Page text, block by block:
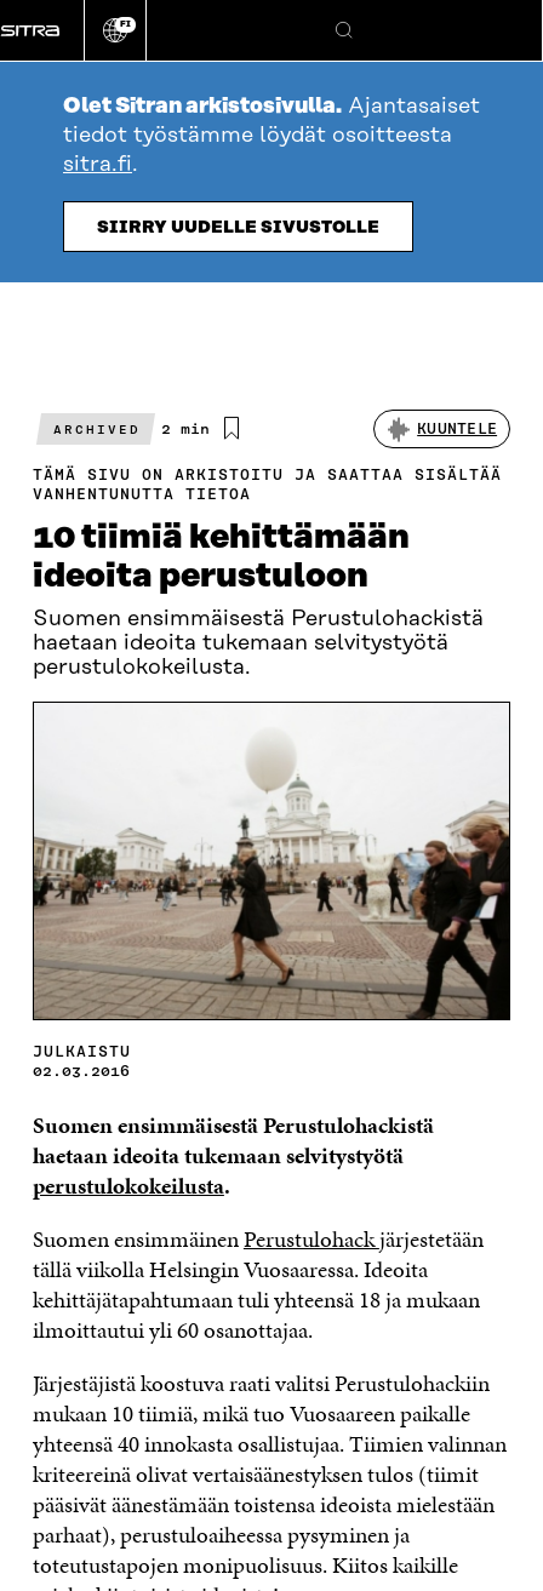
suoraan
sisältöön
Vaihda
kieli
FI
Hae
Olet Sitran arkistosivulla. Ajantasaiset
tiedot työstämme löydät osoitteesta
sitra.fi.
SIIRRY UUDELLE SIVUSTOLLE
ARCHIVED
Arvioitu
2 min KUUNTELE
TÄMÄ SIVU ON ARKISTOITU JA SAATTAA SISÄLTÄÄ
VANHENTUNUTTA TIETOA
10 tiimiä kehittämään
ideoita perustuloon
Suomen ensimmäisestä Perustulohackistä
haetaan ideoita tukemaan selvitystyötä
perustulokokeilusta.
JULKAISTU
02.03.2016
Suomen ensimmäisestä Perustulohackistä
haetaan ideoita tukemaan selvitystyötä
perustulokokeilusta.
Suomen ensimmäinenPerustulohackjärjestetään
tällä viikolla Helsingin Vuosaaressa. Ideoita
kehittäjätapahtumaan tuli yhteensä 18 ja mukaan
ilmoittautui yli 60 osanottajaa.
Järjestäjistä koostuva raati valitsi Perustulohackiin
mukaan 10 tiimiä, mikä tuo Vuosaareen paikalle
yhteensä 40 innokasta osallistujaa. Tiimien valinnan
kriteereinä olivat vertaisäänestyksen tulos (tiimit
pääsivät äänestämään toistensa ideoista mielestään
parhaat), perustuloaiheessa pysyminen ja
toteutustapojen monipuolisuus. Kiitos kaikille